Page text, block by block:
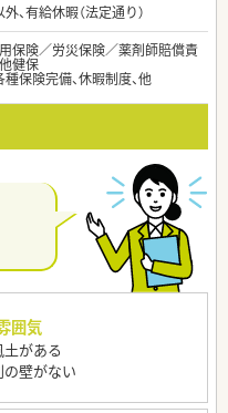
、有給休暇（法定通り）
保険／労災保険／薬剤師賠償責
健保
保険完備、休暇制度、他
囲気
がある
壁がない